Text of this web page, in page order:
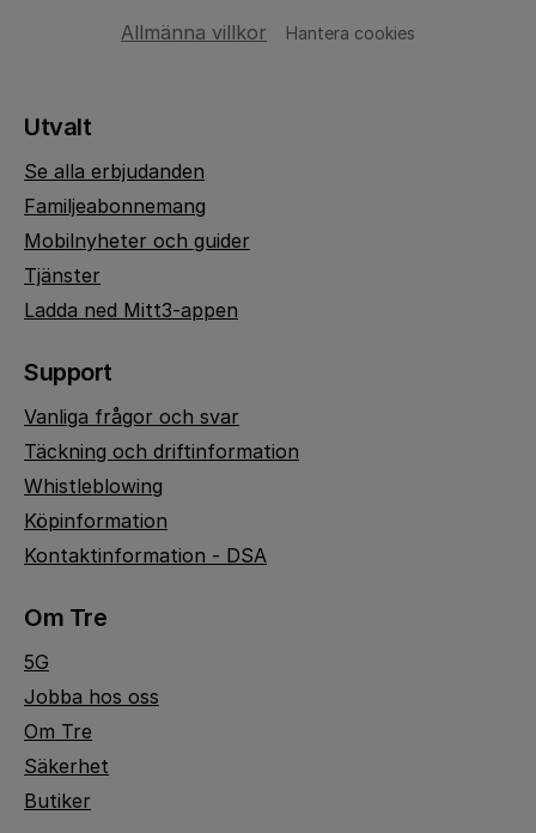
Allmänna villkor Hantera cookies
Utvalt
Se alla erbjudanden
Familjeabonnemang
Mobilnyheter och guider
Tjänster
Ladda ned Mitt3-appen
Support
Vanliga frågor och svar
Täckning och driftinformation
Whistleblowing
Köpinformation
Kontaktinformation - DSA
Om Tre
5G
Jobba hos oss
Om Tre
Säkerhet
Butiker